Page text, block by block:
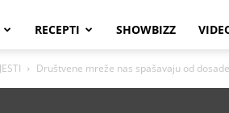
RECEPTI SHOWBIZZ
Društvene mreže nas spašavaju od